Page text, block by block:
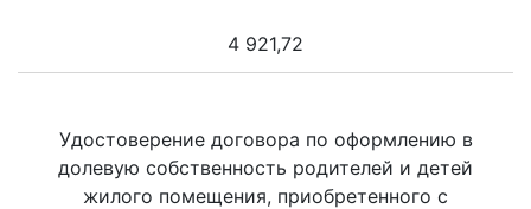
4 921,72
Удостоверение договора по оформлению в
долевую собственность родителей и детей
жилого помещения, приобретенного с